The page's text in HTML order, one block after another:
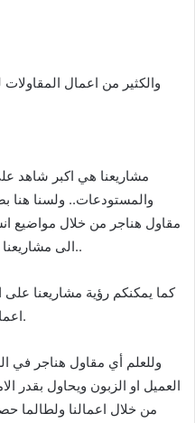
والكثير من اعمال
مشاريعنا هي اكبر شاهد
والمستودعات.. ولسنا هنا
مقاول هناجر من خلال مواضيع
الى مشاريعنا المنفذة من خلال الموقع الالكتروني..
كما يمكنكم رؤية مشاريعنا
اعمال المقاولات للهناجر والمستودعات.
وللعلم أي مقاول هناجر في
العميل او الزبون ويحاول بقدر
من خلال اعمالنا ولطالما